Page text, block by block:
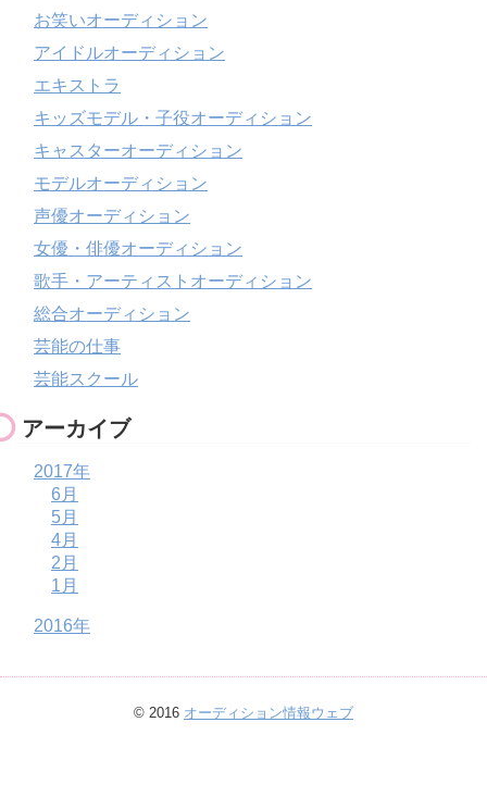
お笑いオーディション
アイドルオーディション
エキストラ
キッズモデル・子役オーディション
キャスターオーディション
モデルオーディション
声優オーディション
女優・俳優オーディション
歌手・アーティストオーディション
総合オーディション
芸能の仕事
芸能スクール
アーカイブ
2017年
6月
5月
4月
2月
1月
2016年
© 2016 オーディション情報ウェブ